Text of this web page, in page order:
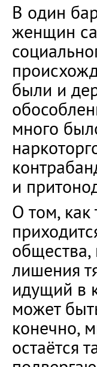
В один
женщин
были и
много
и
О том, как
лишения
идущий в
может
конечно,
остаётся